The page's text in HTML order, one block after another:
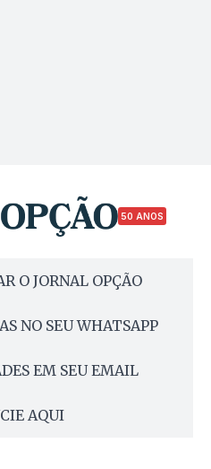
50 ANOS
O JORNAL OPÇÃO
NO SEU WHATSAPP
EM SEU EMAIL
AQUI